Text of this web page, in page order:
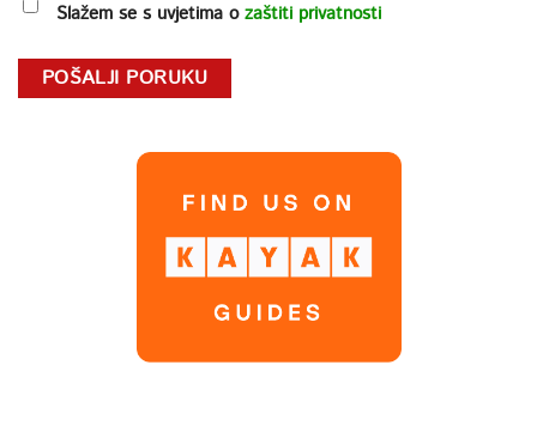
Slažem se s uvjetima ozaštiti privatnosti